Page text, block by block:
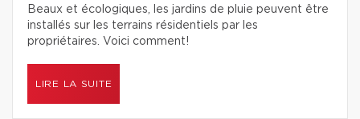
Beaux et écologiques, les jardins de pluie peuvent être
installés sur les terrains résidentiels par les
propriétaires. Voici comment!
LIRE LA SUITE